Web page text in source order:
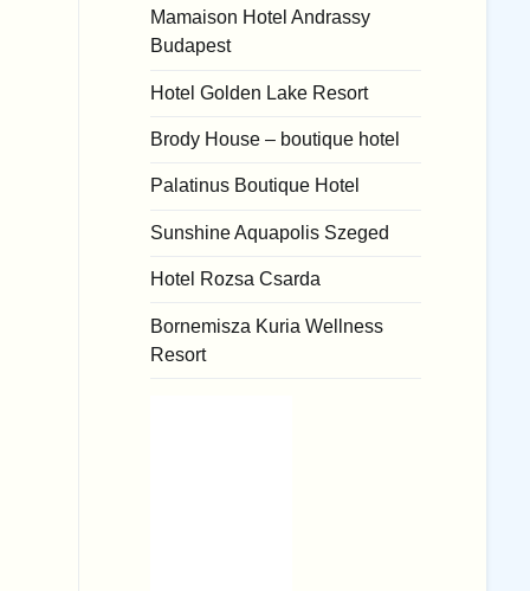
Mamaison Hotel Andrassy
Budapest
Hotel Golden Lake Resort
Brody House – boutique hotel
Palatinus Boutique Hotel
Sunshine Aquapolis Szeged
Hotel Rozsa Csarda
Bornemisza Kuria Wellness
Resort